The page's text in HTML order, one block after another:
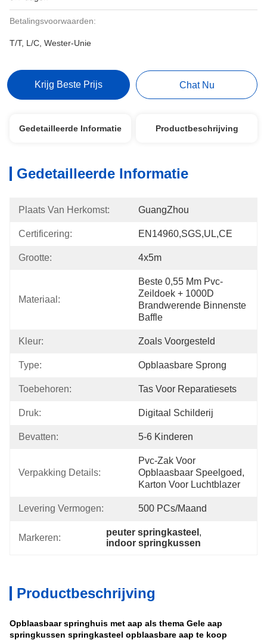
Betalingsvoorwaarden:
T/T, L/C, Wester-Unie
Krijg Beste Prijs Chat Nu
Gedetailleerde Informatie Productbeschrijving
Gedetailleerde Informatie
Plaats Van Herkomst: GuangZhou
Certificering: EN14960,SGS,UL,CE
Grootte: 4x5m
Materiaal:
Beste 0,55 Mm Pvc-
Zeildoek + 1000D
Brandwerende Binnenste
Baffle
Kleur: Zoals Voorgesteld
Type: Opblaasbare Sprong
Toebehoren: Tas Voor Reparatiesets
Druk: Digitaal Schilderij
Bevatten: 5-6 Kinderen
Verpakking Details:
Pvc-Zak Voor
Opblaasbaar Speelgoed,
Karton Voor Luchtblazer
Levering Vermogen: 500 PCs/maand
Markeren:
peuter springkasteel ,
indoor springkussen
Productbeschrijving
Opblaasbaar springhuis met aap als thema Gele aap
springkussen springkasteel opblaasbare aap te koop